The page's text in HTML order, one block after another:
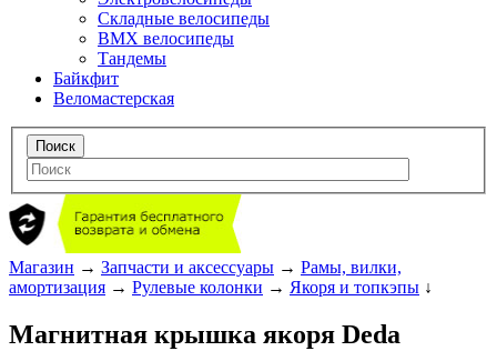
Складные велосипеды
BMX велосипеды
Тандемы
Байкфит
Веломастерская
Магазин → Запчасти и аксессуары → Рамы, вилки,
амортизация → Рулевые колонки → Якоря и топкэпы ↓
Магнитная крышка якоря Deda